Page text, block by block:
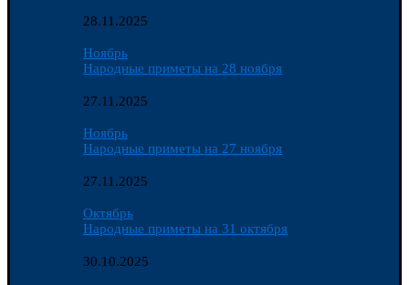
28.11.2025
Ноябрь
Народные приметы на 28 ноября
27.11.2025
Ноябрь
Народные приметы на 27 ноября
27.11.2025
Октябрь
Народные приметы на 31 октября
30.10.2025